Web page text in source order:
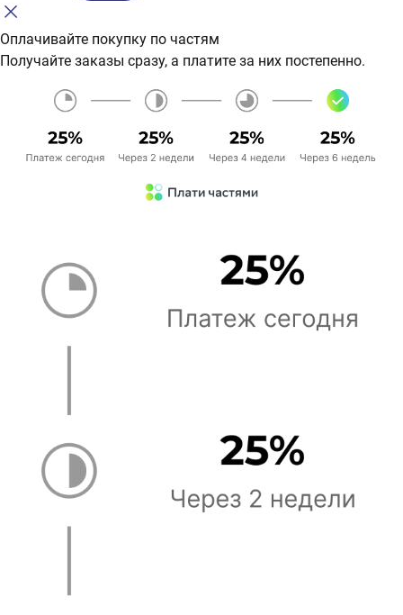
Оплачивайте покупку по частям
Получайте заказы сразу, а платите за них постепенно.